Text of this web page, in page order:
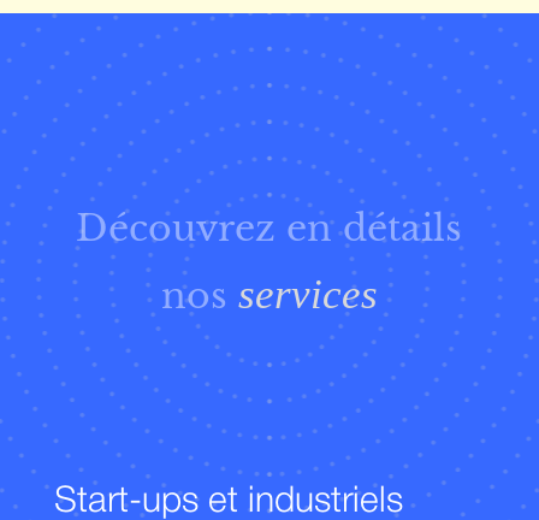
Découvrez en détails
nos services
Start-ups et industriels